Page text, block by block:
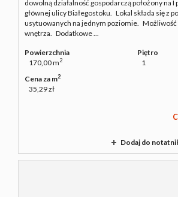
dowolną działalność gospodarczą położony na
głównej ulicy Białegostoku. Lokal składa się z
usytuowanych na jednym poziomie.
wnętrza. Dodatkowe ...
Powierzchnia
170,00 m2
Piętro
1
Cena za m2
35,29 zł
Dodaj do